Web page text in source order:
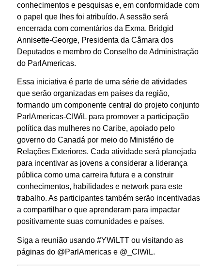
conhecimentos e pesquisas e, em conformidade com
o papel que lhes foi atribuído. A sessão será
encerrada com comentários da Exma. Bridgid
Annisette-George, Presidenta da Câmara dos
Deputados e membro do Conselho de Administração
do ParlAmericas.
Essa iniciativa é parte de uma série de atividades
que serão organizadas em países da região,
formando um componente central do projeto conjunto
ParlAmericas-CIWiL para promover a participação
política das mulheres no Caribe, apoiado pelo
governo do Canadá por meio do Ministério de
Relações Exteriores. Cada atividade será planejada
para incentivar as jovens a considerar a liderança
pública como uma carreira futura e a construir
conhecimentos, habilidades e network para este
trabalho. As participantes também serão incentivadas
a compartilhar o que aprenderam para impactar
positivamente suas comunidades e países.
Siga a reunião usando #YWiLTT ou visitando as
páginas do @ParlAmericas e @_CIWiL.